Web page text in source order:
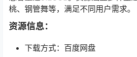
桃、钢管舞等，满足不同用户需求。
资源信息：
下载方式：百度网盘